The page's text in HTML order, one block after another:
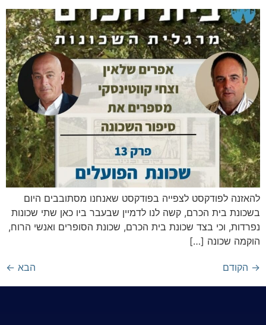
להאזנה לפודקסט לצפייה בפודקסט שאנחנו מסתובבים היום
בשכונת בית הכרם, קשה לנו לדמיין שבעבר ביו כאן שתי שכונות
נפרדות, וכי בצד שכונת בית הכרם, שכונת הסופרים ואנשי הרוח,
הוקמה שכונה […]
→ הקודם הבא ←